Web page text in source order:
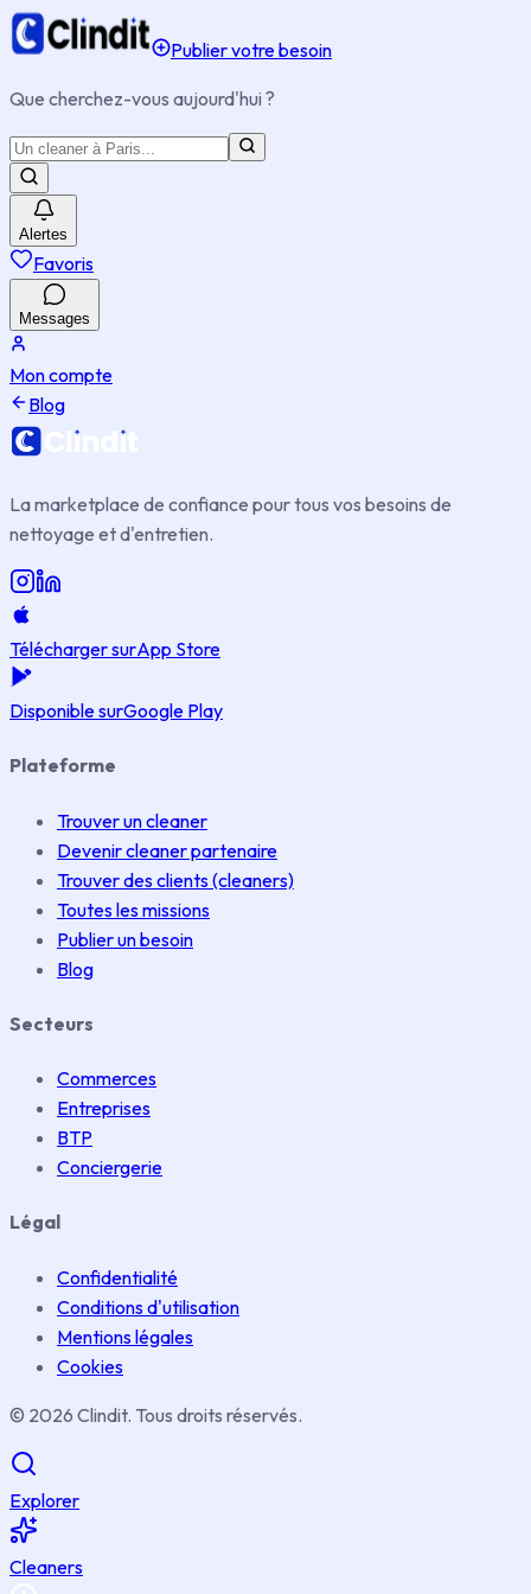
Publier votre besoin
Que cherchez-vous aujourd'hui ?
Alertes
Favoris
Messages
Mon compte
Blog
La marketplace de confiance pour tous vos besoins de
nettoyage et d'entretien.
Télécharger surApp Store
Disponible surGoogle Play
Plateforme
Trouver un cleaner
Devenir cleaner partenaire
Trouver des clients (cleaners)
Toutes les missions
Publier un besoin
Blog
Secteurs
Commerces
Entreprises
BTP
Conciergerie
Légal
Confidentialité
Conditions d'utilisation
Mentions légales
Cookies
© 2026 Clindit. Tous droits réservés.
Explorer
Cleaners